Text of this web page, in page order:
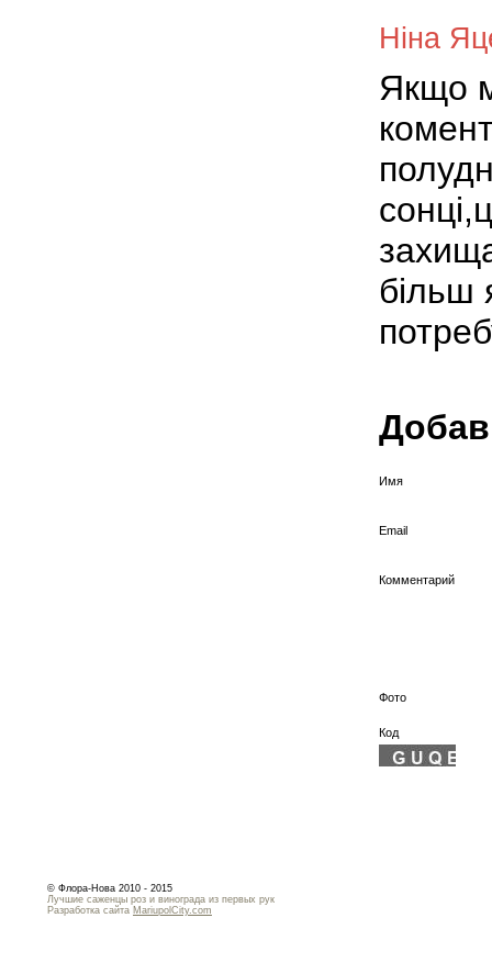
Ніна
Якщо
більш
Имя
Email
Комментарий
Фото
Код
© Флора-Нова 2010 - 2015
Лучшие саженцы роз и винограда из первых рук
Разработка сайта MariupolCity.com